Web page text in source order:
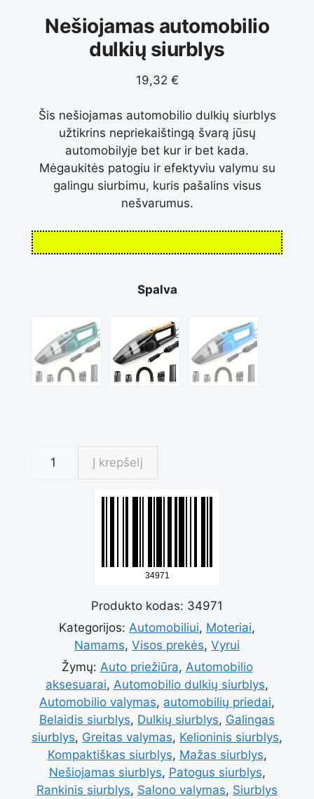
Nešiojamas automobilio
dulkių siurblys
19,32 €
Šis nešiojamas automobilio dulkių siurblys
užtikrins nepriekaištingą švarą jūsų
automobilyje bet kur ir bet kada.
Mėgaukitės patogiu ir efektyviu valymu su
galingu siurbimu, kuris pašalins visus
nešvarumus.
Spalva
produkto
Nešiojamas
automobilio
dulkių
siurblys
Į krepšelį
Produkto kodas: 34971
Kategorijos: Automobiliui, Moteriai,
Namams, Visos prekės, Vyrui
Žymų: Auto priežiūra, Automobilio
aksesuarai, Automobilio dulkių siurblys,
Automobilio valymas, automobilių priedai,
Belaidis siurblys, Dulkių siurblys, Galingas
siurblys, Greitas valymas, Kelioninis siurblys,
Kompaktiškas siurblys, Mažas siurblys,
Nešiojamas siurblys, Patogus siurblys,
Rankinis siurblys, Salono valymas, Siurblys